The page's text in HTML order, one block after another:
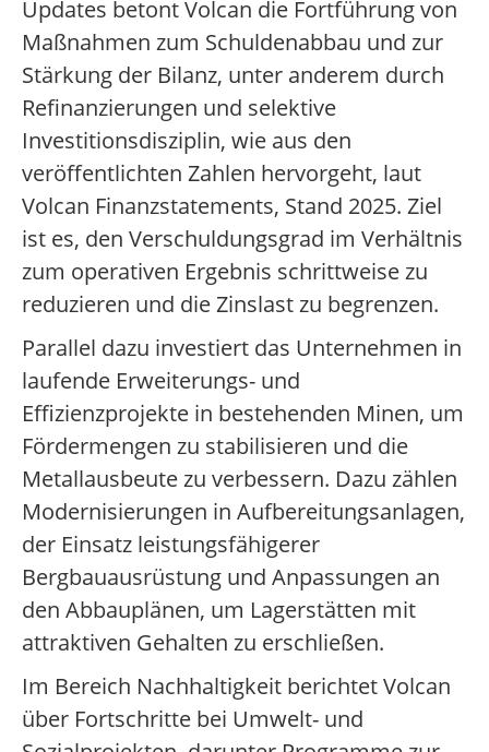
Updates betont Volcan die Fortführung von
Maßnahmen zum Schuldenabbau und zur
Stärkung der Bilanz, unter anderem durch
Refinanzierungen und selektive
Investitionsdisziplin, wie aus den
veröffentlichten Zahlen hervorgeht, laut
Volcan Finanzstatements, Stand 2025. Ziel
ist es, den Verschuldungsgrad im Verhältnis
zum operativen Ergebnis schrittweise zu
reduzieren und die Zinslast zu begrenzen.
Parallel dazu investiert das Unternehmen in
laufende Erweiterungs- und
Effizienzprojekte in bestehenden Minen, um
Fördermengen zu stabilisieren und die
Metallausbeute zu verbessern. Dazu zählen
Modernisierungen in Aufbereitungsanlagen,
der Einsatz leistungsfähigerer
Bergbauausrüstung und Anpassungen an
den Abbauplänen, um Lagerstätten mit
attraktiven Gehalten zu erschließen.
Im Bereich Nachhaltigkeit berichtet Volcan
über Fortschritte bei Umwelt- und